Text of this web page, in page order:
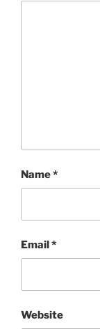
Name*
Email*
Website